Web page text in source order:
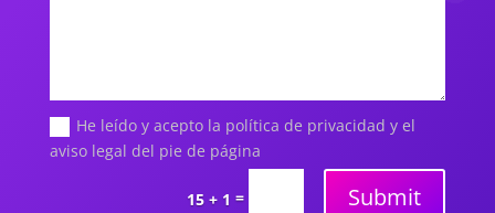
He leído y acepto la política de privacidad y el
aviso legal del pie de página
15 + 1 = Submit